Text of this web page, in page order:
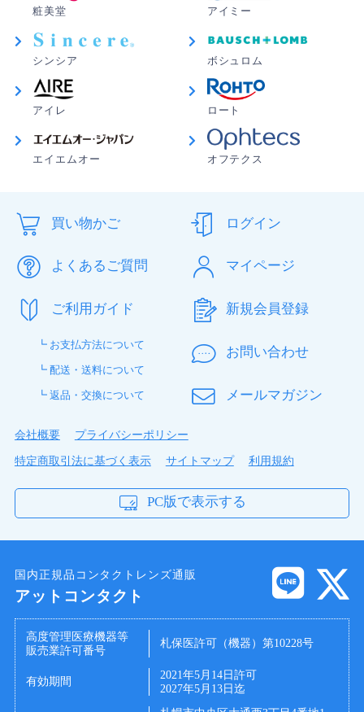
粧美堂 アイミー
シンシア ボシュロム
アイレ ロート
エイエムオー オフテクス
買い物かご
よくあるご質問
ご利用ガイド
┗ お支払方法について
┗ 配送・送料について
┗ 返品・交換について
ログイン
マイページ
新規会員登録
お問い合わせ
メールマガジン
会社概要
プライバシーポリシー
特定商取引法に基づく表示
サイトマップ 利用規約
PC版で表示する
国内正規品コンタクトレンズ通販
アットコンタクト
高度管理医療機器等
販売業許可番号
札保医許可（機器）第10228号
有効期間
2021年5月14日許可
2027年5月13日迄